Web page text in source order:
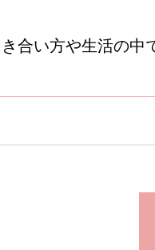
合い方や生活の